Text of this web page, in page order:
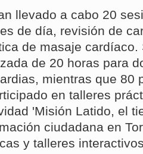
llevado a cabo 20
de día, revisión de
de masaje cardíaco.
de 20 horas para
mientras que 80
en talleres
'Misión Latido, el
ciudadana en
y talleres